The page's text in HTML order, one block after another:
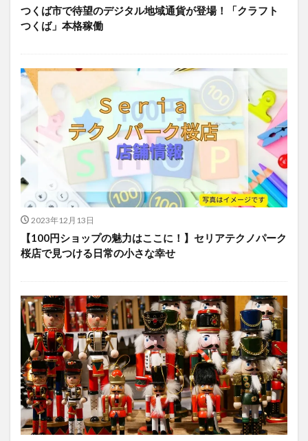
つくば市で待望のデジタル地域通貨が登場！「クラフト
つくば」本格稼働
2023年12月13日
【100円ショップの魅力はここに！】セリアテクノパーク
桜店で見つける日常の小さな幸せ